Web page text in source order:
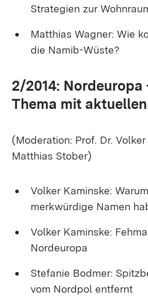
Strategien zur
Matthias Wagner: Wie
die Namib-Wüste?
2/2014: Nordeuropa
Thema mit
(Moderation: Prof. Dr.
Matthias Stober)
Volker Kaminske:
merkwürdige Namen
Volker Kaminske:
Nordeuropa
Stefanie Bodmer:
vom Nordpol entfernt